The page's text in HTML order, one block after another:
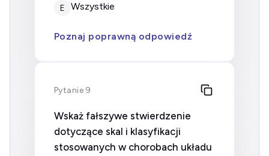
E wszystkie
Poznaj poprawną odpowiedź
Pytanie 9
Wskaż fałszywe stwierdzenie
dotyczące skal i klasyfikacji
stosowanych w chorobach układu